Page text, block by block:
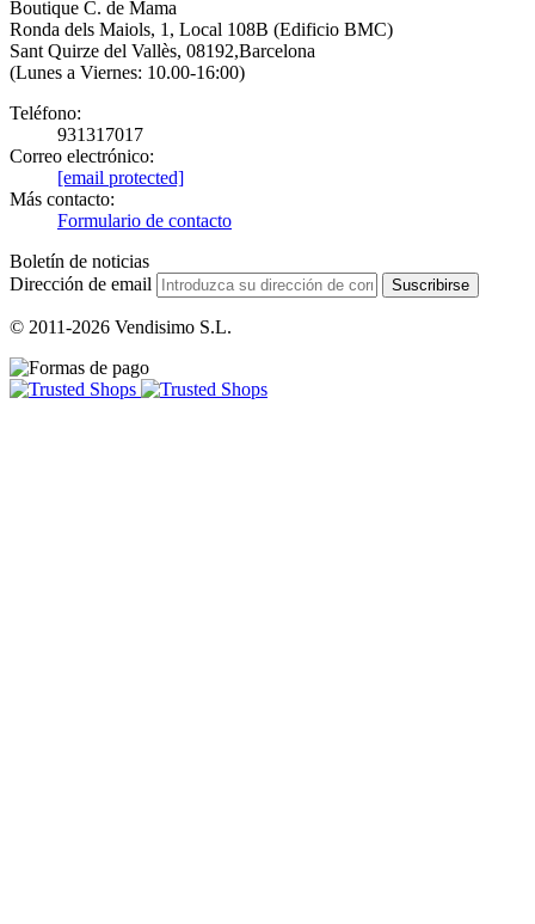
Boutique C. de Mama
Ronda dels Maiols, 1, Local 108B (Edificio BMC)
Sant Quirze del Vallès, 08192,Barcelona
(Lunes a Viernes: 10.00-16:00)
Teléfono:
931317017
Correo electrónico:
[email protected]
Más contacto:
Formulario de contacto
Boletín de noticias
Dirección de email
Suscribirse
© 2011-2026 Vendisimo S.L.